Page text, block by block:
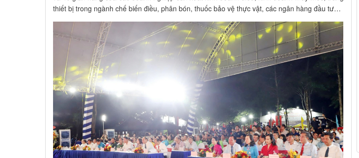
thiết bị trong ngành chế biến điều, phân bón, thuốc bảo vệ thực vật, các ngân hàng đầu tư…